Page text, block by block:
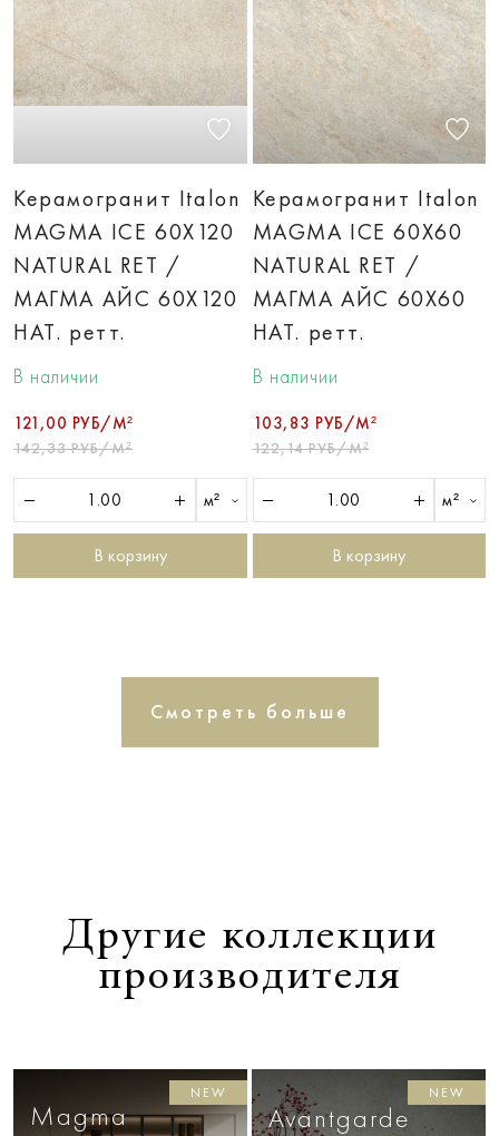
Керамогранит Italon
MAGMA ICE 60X120
NATURAL RET /
МАГМА АЙС 60X120
НАТ. ретт.
В наличии
121,00 РУБ/М²
142,33 РУБ/М²
м²
В корзину
Керамогранит Italon
MAGMA ICE 60X60
NATURAL RET /
МАГМА АЙС 60X60
НАТ. ретт.
В наличии
103,83 РУБ/М²
122,14 РУБ/М²
м²
В корзину
Смотреть больше
Другие коллекции
производителя
Magma
NEW
Avantgarde
NEW